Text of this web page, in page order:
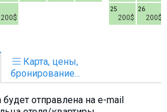
200$ 200$
25
200$
26
Карта, цены,
бронирование...
отправлена на e-mail